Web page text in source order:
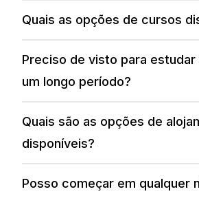
Quais as opções de cursos
Preciso de visto para estudar
um longo período?
Quais são as opções de
disponíveis?
Posso começar em qualquer